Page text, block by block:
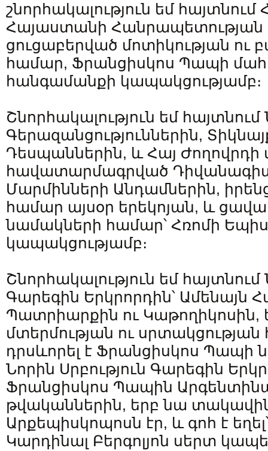
շնորհակալություն եմ հայտնում
Հայաստանի Հանրապետության
ցուցաբերված մոտիկության ու
համար, Ֆրանցիսկոս Պապի
հանգամանքի կապակցությամբ։
Շնորհակալություն եմ հայտնում
Գերազանցություններին,
Դեսպաններին, և Հայ Ժողովրդի
հավատարմագրված
Մարմինների Անդամներին,
համար այսօր երեկոյան, և
նամակների համար՝ Հռոմի
կապակցությամբ։
Շնորհակալություն եմ հայտնում
Գարեգին Երկրորդին՝ Ամենայն
Պատրիարքին ու Կաթողիկոսին,
մտերմության ու
դրսևորել է Ֆրանցիսկոս Պապի
Նորին Սրբություն Գարեգին
Ֆրանցիսկոս Պապին
թվականներին, երբ նա տակավին
Արքեպիսկոպոսն էր, և գոհ է
Կարդինալ Բերգոլյոն սերտ